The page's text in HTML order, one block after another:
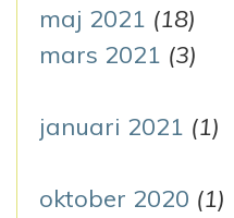
maj 2021 (18)
mars 2021 (3)
januari 2021 (1)
oktober 2020 (1)